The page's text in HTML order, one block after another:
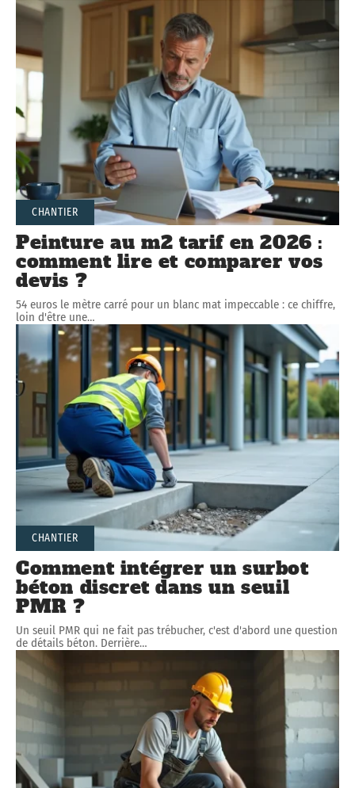
CHANTIER
Peinture au m2 tarif en 2026 :
comment lire et comparer vos
devis ?
54 euros le mètre carré pour un blanc mat impeccable : ce chiffre,
loin d'être une…
CHANTIER
Comment intégrer un surbot
béton discret dans un seuil
PMR ?
Un seuil PMR qui ne fait pas trébucher, c'est d'abord une question
de détails béton. Derrière…